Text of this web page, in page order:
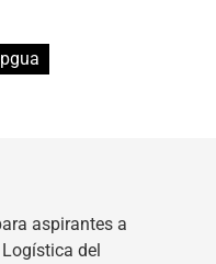
aspirantes a
del